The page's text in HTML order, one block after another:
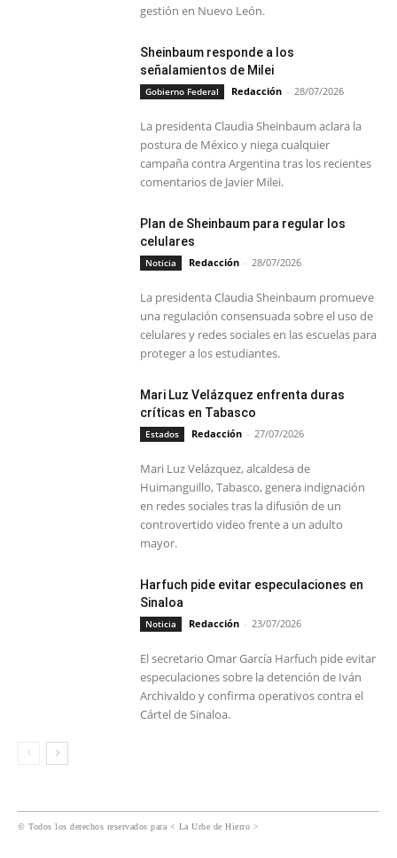
gestión en Nuevo León.
Sheinbaum responde a los
señalamientos de Milei
Gobierno Federal Redacción - 28/07/2026
La presidenta Claudia Sheinbaum aclara la
postura de México y niega cualquier
campaña contra Argentina tras los recientes
comentarios de Javier Milei.
Plan de Sheinbaum para regular los
celulares
Noticia Redacción - 28/07/2026
La presidenta Claudia Sheinbaum promueve
una regulación consensuada sobre el uso de
celulares y redes sociales en las escuelas para
proteger a los estudiantes.
Mari Luz Velázquez enfrenta duras
críticas en Tabasco
Estados Redacción - 27/07/2026
Mari Luz Velázquez, alcaldesa de
Huimanguillo, Tabasco, genera indignación
en redes sociales tras la difusión de un
controvertido video frente a un adulto
mayor.
Harfuch pide evitar especulaciones en
Sinaloa
Noticia Redacción - 23/07/2026
El secretario Omar García Harfuch pide evitar
especulaciones sobre la detención de Iván
Archivaldo y confirma operativos contra el
Cártel de Sinaloa.
© Todos los derechos reservados para < La Urbe de Hierro >